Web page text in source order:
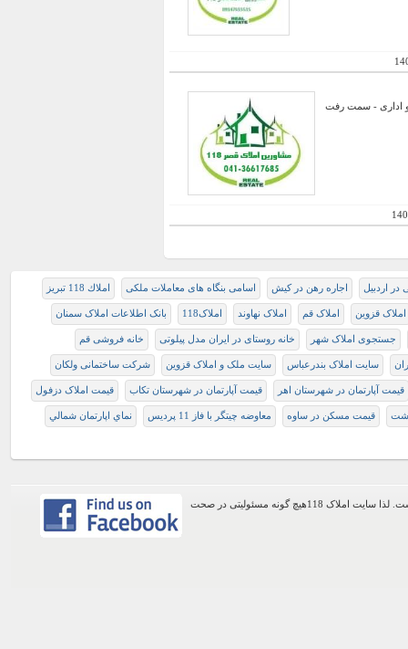
و اداری - سمت رفت
در اردبیل اجاره رهن در کیش اسامی بنگاه های معاملات ملکی املاك 118 تبريز
املاک قزوین املاک قم املاک نهاوند املاک118 بانک اطلاعات املاک سمنان
جستجوی املاک شهر خانه روستای در ایران مدل پیلوتی خانه فروشی قم
سایت املاک بندرعباس سایت ملک و املاک قزوین شرکت ساختمانی ولکان
قیمت آپارتمان در شهرستان اهر قیمت آپارتمان در شهرستان تکاب قیمت املاک دزفول
قیمت مسکن در ساوه معاوضه چیتگر با فاز 11 پردیس نماي اپارتمان شمالي
اطلاعات موجود در این وب سایت از طریق کاربران عمومی سایت ثبت شده است. لذا سایت املاک 118هیچ گونه مسئولیتی در صحت